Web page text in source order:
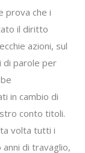
prova che i
il diritto
azioni, sul
di parole per
in cambio di
conto titoli.
volta tutti i
di travaglio,